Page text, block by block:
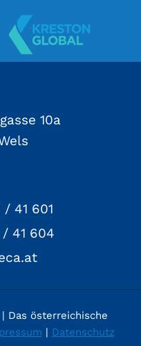
10a
41 601
41 604
Das österreichische
| Datenschutz